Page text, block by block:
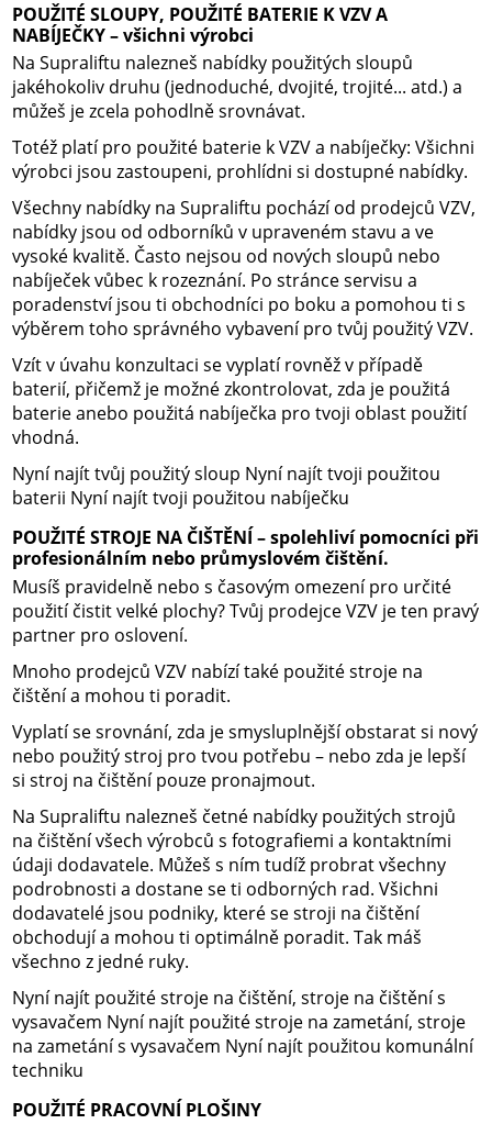
POUŽITÉ SLOUPY, POUŽITÉ BATERIE K VZV A
NABÍJEČKY – všichni výrobci
Na Supraliftu nalezneš nabídky použitých sloupů
jakéhokoliv druhu (jednoduché, dvojité, trojité... atd.) a
můžeš je zcela pohodlně srovnávat.
Totéž platí pro použité baterie k VZV a nabíječky: Všichni
výrobci jsou zastoupeni, prohlídni si dostupné nabídky.
Všechny nabídky na Supraliftu pochází od prodejců VZV,
nabídky jsou od odborníků v upraveném stavu a ve
vysoké kvalitě. Často nejsou od nových sloupů nebo
nabíječek vůbec k rozeznání. Po stránce servisu a
poradenství jsou ti obchodníci po boku a pomohou ti s
výběrem toho správného vybavení pro tvůj použitý VZV.
Vzít v úvahu konzultaci se vyplatí rovněž v případě
baterií, přičemž je možné zkontrolovat, zda je použitá
baterie anebo použitá nabíječka pro tvoji oblast použití
vhodná.
Nyní najít tvůj použitý sloup Nyní najít tvoji použitou
baterii Nyní najít tvoji použitou nabíječku
POUŽITÉ STROJE NA ČIŠTĚNÍ – spolehliví pomocníci při
profesionálním nebo průmyslovém čištění.
Musíš pravidelně nebo s časovým omezení pro určité
použití čistit velké plochy? Tvůj prodejce VZV je ten pravý
partner pro oslovení.
Mnoho prodejců VZV nabízí také použité stroje na
čištění a mohou ti poradit.
Vyplatí se srovnání, zda je smysluplnější obstarat si nový
nebo použitý stroj pro tvou potřebu – nebo zda je lepší
si stroj na čištění pouze pronajmout.
Na Supraliftu nalezneš četné nabídky použitých strojů
na čištění všech výrobců s fotografiemi a kontaktními
údaji dodavatele. Můžeš s ním tudíž probrat všechny
podrobnosti a dostane se ti odborných rad. Všichni
dodavatelé jsou podniky, které se stroji na čištění
obchodují a mohou ti optimálně poradit. Tak máš
všechno z jedné ruky.
Nyní najít použité stroje na čištění, stroje na čištění s
vysavačem Nyní najít použité stroje na zametání, stroje
na zametání s vysavačem Nyní najít použitou komunální
techniku
POUŽITÉ PRACOVNÍ PLOŠINY